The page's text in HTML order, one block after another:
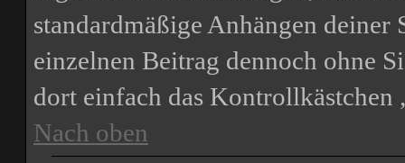
standardmäßige Anhängen
einzelnen Beitrag dennoch ohne
dort einfach das Kontrollkästchen
Nach oben